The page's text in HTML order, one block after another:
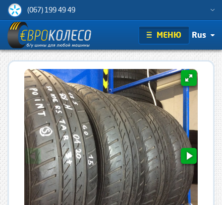
(067) 199 49 49
МЕНЮ Rus